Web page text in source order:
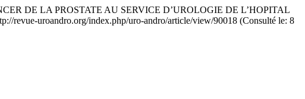
DE LA PROSTATE AU SERVICE D’UROLOGIE DE L’HOPITAL
revue-uroandro.org/index.php/uro-andro/article/view/90018 (Consulté le: 8